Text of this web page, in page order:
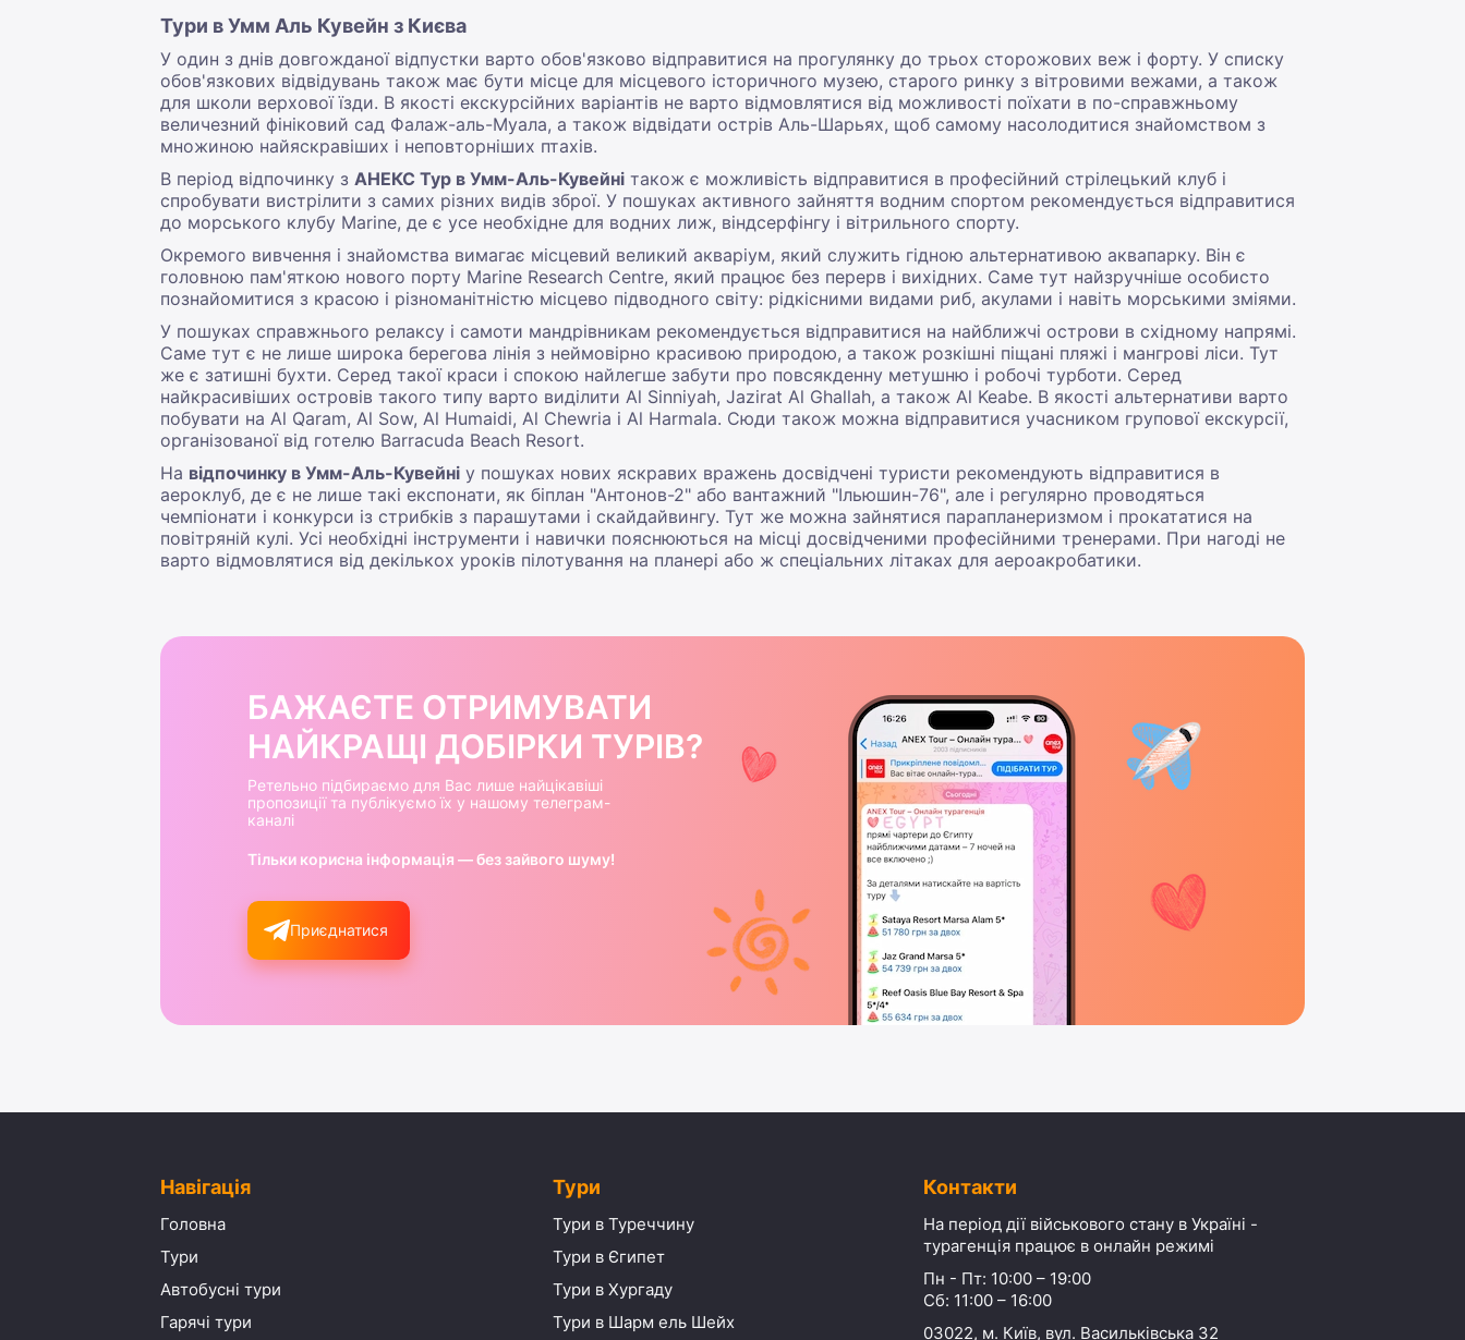
Тури в Умм Аль Кувейн з Києва
У один з днів довгожданої відпустки варто обов'язково відправитися на прогулянку до трьох сторожових веж і форту. У списку
обов'язкових відвідувань також має бути місце для місцевого історичного музею, старого ринку з вітровими вежами, а також
для школи верхової їзди. В якості екскурсійних варіантів не варто відмовлятися від можливості поїхати в по-справжньому
величезний фініковий сад Фалаж-аль-Муала, а також відвідати острів Аль-Шарьях, щоб самому насолодитися знайомством з
множиною найяскравіших і неповторніших птахів.
В період відпочинку з АНЕКС Тур в Умм-Аль-Кувейні також є можливість відправитися в професійний стрілецький клуб і
спробувати вистрілити з самих різних видів зброї. У пошуках активного зайняття водним спортом рекомендується відправитися
до морського клубу Marine, де є усе необхідне для водних лиж, віндсерфінгу і вітрильного спорту.
Окремого вивчення і знайомства вимагає місцевий великий акваріум, який служить гідною альтернативою аквапарку. Він є
головною пам'яткою нового порту Marine Research Centre, який працює без перерв і вихідних. Саме тут найзручніше особисто
познайомитися з красою і різноманітністю місцево підводного світу: рідкісними видами риб, акулами і навіть морськими зміями.
У пошуках справжнього релаксу і самоти мандрівникам рекомендується відправитися на найближчі острови в східному напрямі.
Саме тут є не лише широка берегова лінія з неймовірно красивою природою, а також розкішні піщані пляжі і мангрові ліси. Тут
же є затишні бухти. Серед такої краси і спокою найлегше забути про повсякденну метушню і робочі турботи. Серед
найкрасивіших островів такого типу варто виділити Al Sinniyah, Jazirat Al Ghallah, а також Al Keabe. В якості альтернативи варто
побувати на Al Qaram, Al Sow, Al Humaidi, Al Chewria і Al Harmala. Сюди також можна відправитися учасником групової екскурсії,
організованої від готелю Barracuda Beach Resort.
На відпочинку в Умм-Аль-Кувейні у пошуках нових яскравих вражень досвідчені туристи рекомендують відправитися в
аероклуб, де є не лише такі експонати, як біплан "Антонов-2" або вантажний "Ільюшин-76", але і регулярно проводяться
чемпіонати і конкурси із стрибків з парашутами і скайдайвингу. Тут же можна зайнятися парапланеризмом і прокататися на
повітряній кулі. Усі необхідні інструменти і навички пояснюються на місці досвідченими професійними тренерами. При нагоді не
варто відмовлятися від декількох уроків пілотування на планері або ж спеціальних літаках для аероакробатики.
БАЖАЄТЕ ОТРИМУВАТИ
НАЙКРАЩІ ДОБІРКИ ТУРІВ?
Ретельно підбираємо для Вас лише найцікавіші
пропозиції та публікуємо їх у нашому телеграм-
каналі
Тільки корисна інформація — без зайвого шуму!
Приєднатися
Навігація
Головна
Тури
Автобусні тури
Гарячі тури
Тури
Тури в Туреччину
Тури в Єгипет
Тури в Хургаду
Тури в Шарм ель Шейх
Контакти
На період дії військового стану в Україні -
турагенція працює в онлайн режимі
Пн - Пт: 10:00 – 19:00
Сб: 11:00 – 16:00
03022, м. Київ, вул. Васильківська 32